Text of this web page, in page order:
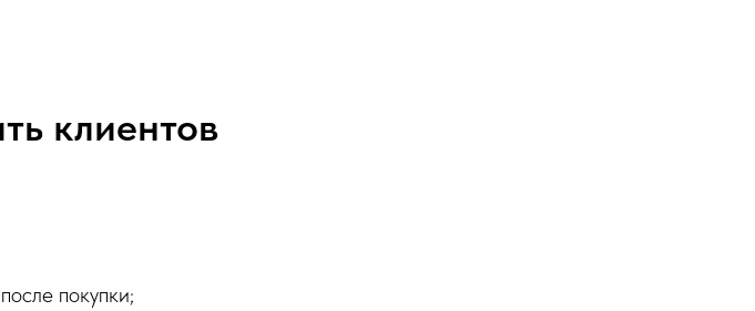
клиентов
покупки;